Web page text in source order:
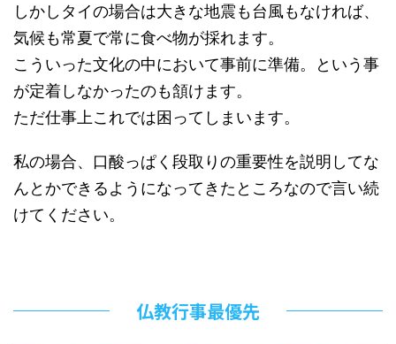
しかしタイの場合は大きな地震も台風もなければ、
気候も常夏で常に食べ物が採れます。
こういった文化の中において事前に準備。という事
が定着しなかったのも頷けます。
ただ仕事上これでは困ってしまいます。
私の場合、口酸っぱく段取りの重要性を説明してな
んとかできるようになってきたところなので言い続
けてください。
仏教行事最優先